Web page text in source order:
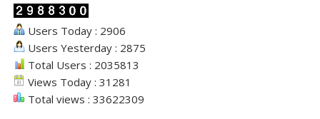
Users Today : 2906
Users Yesterday : 2875
Total Users : 2035813
Views Today : 31281
Total views : 33622309